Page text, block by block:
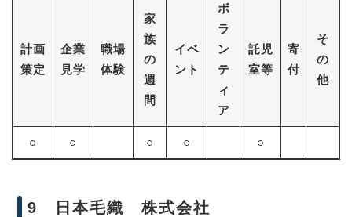
計画
策定
企業
見学
職場
体験
家
族
の
週
間
イベ
ント
ボ
ラ
ン
テ
ィ
ア
託児
室等
寄
付
そ
の
他
○ ○ ○ ○ ○
9 日本毛織 株式会社